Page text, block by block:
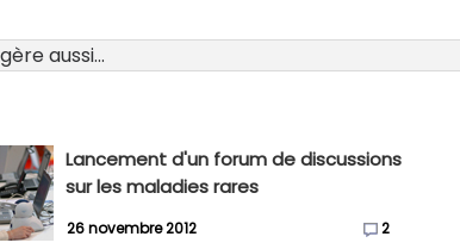
aussi...
Lancement d'un forum de discussions
sur les maladies rares
26 novembre 2012 2